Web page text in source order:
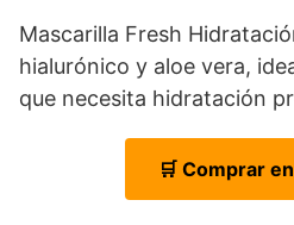
Mascarilla Fresh
hialurónico y aloe vera,
que necesita hidratación
🛒 Comprar